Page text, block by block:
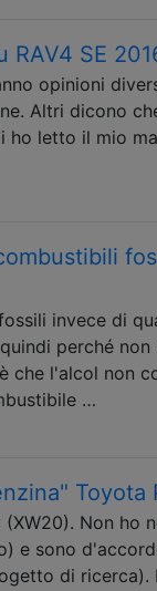
RAV4 SE
opinioni
Altri dicono
ho letto il mio
invece di
perché
che l'alcol non
…
Toyota
Non ho
e sono
di